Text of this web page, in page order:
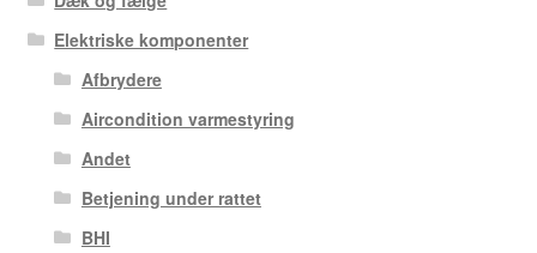
Elektriske komponenter
Afbrydere
Aircondition varmestyring
Andet
Betjening under rattet
BHI